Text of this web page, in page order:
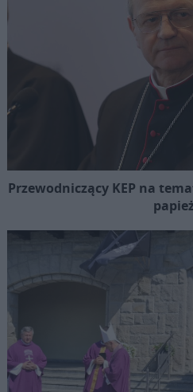
Przewodniczący KEP na